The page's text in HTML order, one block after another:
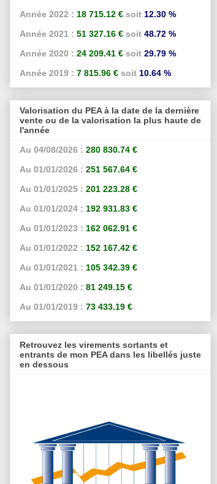
Année 2022 : 18 715.12 € soit 12.30 %
Année 2021 : 51 327.16 € soit 48.72 %
Année 2020 : 24 209.41 € soit 29.79 %
Année 2019 : 7 815.96 € soit 10.64 %
Valorisation du PEA à la date de la dernière
vente ou de la valorisation la plus haute de
l'année
Au 04/08/2026 : 280 830.74 €
Au 01/01/2026 : 251 567.64 €
Au 01/01/2025 : 201 223.28 €
Au 01/01/2024 : 192 931.83 €
Au 01/01/2023 : 162 062.91 €
Au 01/01/2022 : 152 167.42 €
Au 01/01/2021 : 105 342.39 €
Au 01/01/2020 : 81 249.15 €
Au 01/01/2019 : 73 433.19 €
Retrouvez les virements sortants et
entrants de mon PEA dans les libellés juste
en dessous